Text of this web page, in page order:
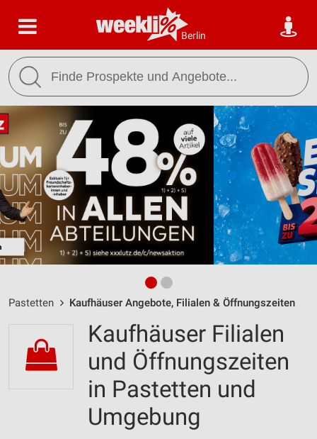
Berlin
Pastetten Kaufhäuser Angebote, Filialen & Öffnungszeiten
Kaufhäuser Filialen
und Öffnungszeiten
in Pastetten und
Umgebung